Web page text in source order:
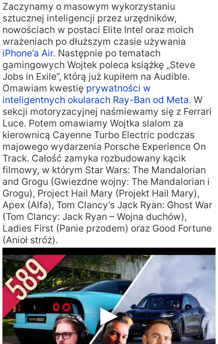
Zaczynamy o masowym wykorzystaniu
sztucznej inteligencji przez urzędników,
nowościach w postaci Elite Intel oraz moich
wrażeniach po dłuższym czasie używania
iPhone’a Air. Następnie po tematach
gamingowych Wojtek poleca książkę „Steve
Jobs in Exile”, którą już kupiłem na Audible.
Omawiam kwestię prywatności w
inteligentnych okularach Ray-Ban od Meta. W
sekcji motoryzacyjnej naśmiewamy się z Ferrari
Luce. Potem omawiamy Wojtka slalom za
kierownicą Cayenne Turbo Electric podczas
majowego wydarzenia Porsche Experience On
Track. Całość zamyka rozbudowany kącik
filmowy, w którym Star Wars: The Mandalorian
and Grogu (Gwiezdne wojny: The Mandalorian i
Grogu), Project Hail Mary (Projekt Hail Mary),
Apex (Alfa), Tom Clancy’s Jack Ryan: Ghost War
(Tom Clancy: Jack Ryan – Wojna duchów),
Ladies First (Panie przodem) oraz Good Fortune
(Anioł stróż).